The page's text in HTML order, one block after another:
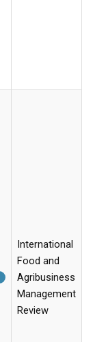
International
Food and
Agribusiness
Management
Review